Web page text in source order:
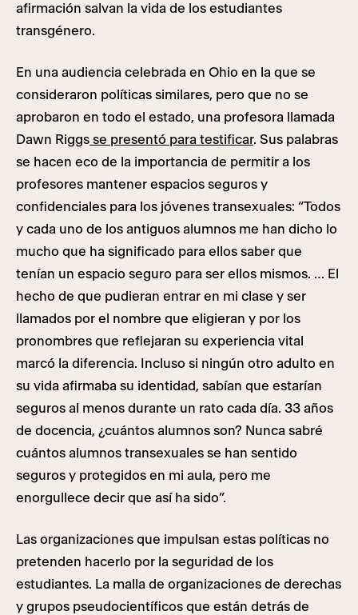
afirmación salvan la vida de los estudiantes
transgénero.
En una audiencia celebrada en Ohio en la que se
consideraron políticas similares, pero que no se
aprobaron en todo el estado, una profesora llamada
Dawn Riggs se presentó para testificar. Sus palabras
se hacen eco de la importancia de permitir a los
profesores mantener espacios seguros y
confidenciales para los jóvenes transexuales: “Todos
y cada uno de los antiguos alumnos me han dicho lo
mucho que ha significado para ellos saber que
tenían un espacio seguro para ser ellos mismos. … El
hecho de que pudieran entrar en mi clase y ser
llamados por el nombre que eligieran y por los
pronombres que reflejaran su experiencia vital
marcó la diferencia. Incluso si ningún otro adulto en
su vida afirmaba su identidad, sabían que estarían
seguros al menos durante un rato cada día. 33 años
de docencia, ¿cuántos alumnos son? Nunca sabré
cuántos alumnos transexuales se han sentido
seguros y protegidos en mi aula, pero me
enorgullece decir que así ha sido”.
Las organizaciones que impulsan estas políticas no
pretenden hacerlo por la seguridad de los
estudiantes. La malla de organizaciones de derechas
y grupos pseudocientíficos que están detrás de